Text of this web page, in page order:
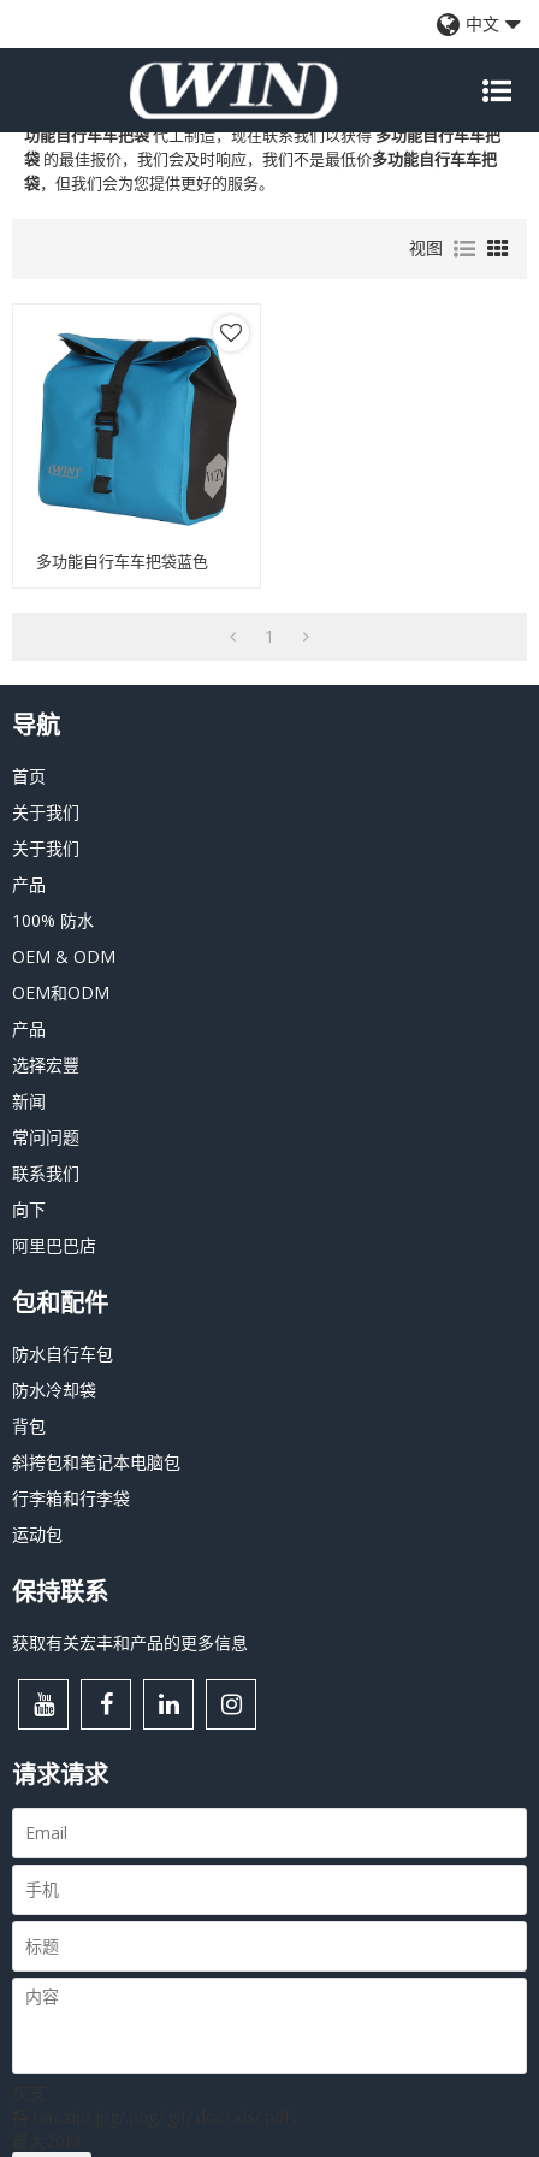
中文
多功能自行车车把袋的专业中国制造商和供应商，我们提供定
多功能自行车车把袋工厂、自有品牌多功能自行车车把袋
功能自行车车把袋代工制造，现在联系我们以获得多功能自行车车把
袋 的最佳报价，我们会及时响应，我们不是最低价多功能自行车车把
袋，但我们会为您提供更好的服务。
视图
多功能自行车车把袋蓝色
1
导航
首页
关于我们
关于我们
产品
100% 防水
OEM & ODM
OEM和ODM
产品
选择宏豐
新闻
常问问题
联系我们
向下
阿里巴巴店
包和配件
防水自行车包
防水冷却袋
背包
斜挎包和笔记本电脑包
行李箱和行李袋
运动包
保持联系
获取有关宏丰和产品的更多信息
请求请求